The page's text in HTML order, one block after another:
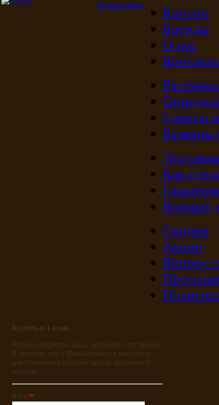
Казаки обувь
Каталог
Бренды
О нас
Советы
Как
Гарантия
Скидки
Акции
Вопрос-
Купить в 1 клик
Чтобы оформить заказ, заполните эту форму.
В течение дня с Вами свяжется менеджер
для уточнения деталей заказа, доставки и
оплаты.
ФИО*